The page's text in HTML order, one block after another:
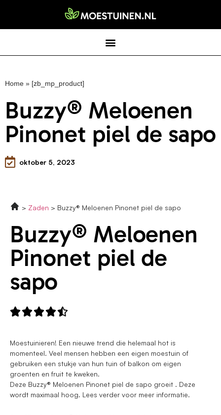
Home » [zb_mp_product]
Buzzy® Meloenen
Pinonet piel de sapo
oktober 5, 2023
Zaden Buzzy® Meloenen Pinonet piel de sapo
Buzzy® Meloenen
Pinonet piel de
sapo

Moestuinieren! Een nieuwe trend die helemaal hot is
momenteel. Veel mensen hebben een eigen moestuin of
gebruiken een stukje van hun tuin of balkon om eigen
groenten en fruit te kweken.
Deze Buzzy® Meloenen Pinonet piel de sapo groeit . Deze
wordt maximaal hoog. Lees verder voor meer informatie.